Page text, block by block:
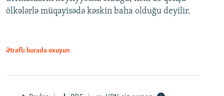
ölkələrlə müqayisədə kəskin baha olduğu deyilir.
Ətraflı burada oxuyun